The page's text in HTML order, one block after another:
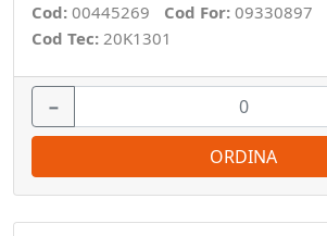
Cod: 00445269 Cod For: 09330897
Cod Tec: 20K1301
−
ORDINA